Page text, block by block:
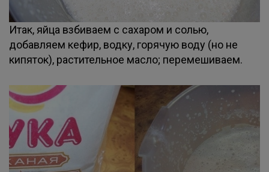
Итак, яйца взбиваем с сахаром и солью,
добавляем кефир, водку, горячую воду (но не
кипяток), растительное масло; перемешиваем.